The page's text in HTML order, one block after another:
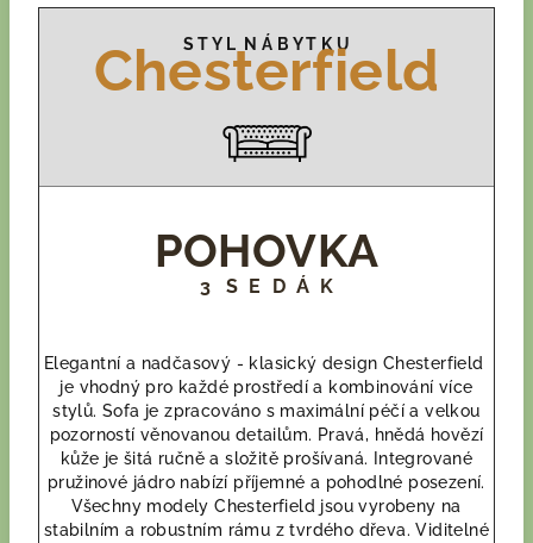
S T Y L N Á B Y T K U
Chesterfield
POHOVKA
3 S E D Á K
Elegantní a nadčasový - klasický design Chesterfield
je vhodný pro každé prostředí a kombinování více
stylů. Sofa je zpracováno s maximální péčí a velkou
pozorností věnovanou detailům. Pravá, hnědá hovězí
kůže je šitá ručně a složitě prošívaná. Integrované
pružinové jádro nabízí příjemné a pohodlné posezení.
Všechny modely Chesterfield jsou vyrobeny na
stabilním a robustním rámu z tvrdého dřeva. Viditelné